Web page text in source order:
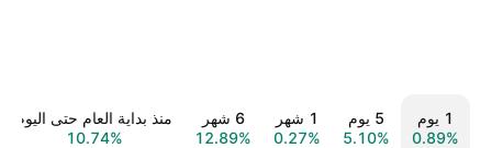
‎‎1‎ يوم
0.89%
‎‎5‎ يوم
5.10%
‎1‎ شهر
0.27%
‎6‎ شهر
12.89%
منذ بداية العام حتى اليوم
10.74%